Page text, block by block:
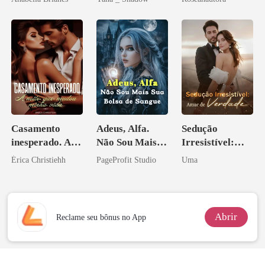
Casamento
inesperado. A
noite que mudou
Érica Christiehh
Adeus, Alfa.
Não Sou Mais
Sua Bolsa de
PageProfit Studio
Sedução
Irresistível:
Amar de
Uma
Reclame seu bônus no App Abrir